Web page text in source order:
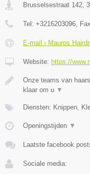
Brusselsestraat 142
Tel: +3216203096 ,
E-mail › Mauros
Website: https://
Onze teams van
klaar om u ▼
Diensten: Knippen,
Openingstijden ▼
Laatste facebook
Sociale media: